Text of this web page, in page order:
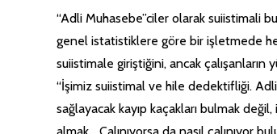
“Adli Muhasebe”ciler olarak suiistimali
genel istatistiklere göre bir işletmede
suiistimale giriştiğini, ancak çalışanların
“İşimiz suiistimal ve hile dedektifliği.
sağlayacak kayıp kaçakları bulmak